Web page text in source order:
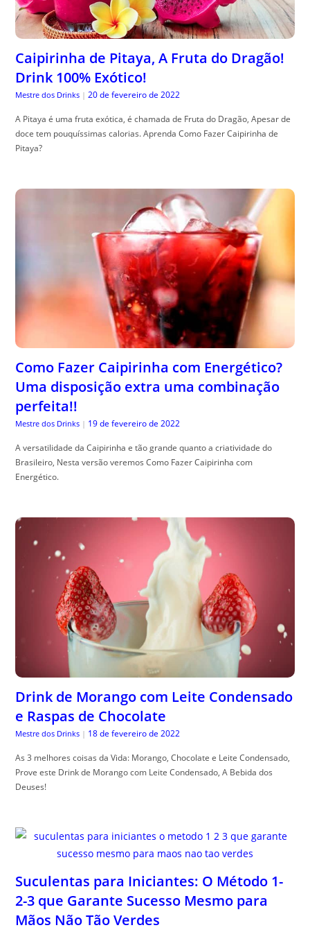
Caipirinha de Pitaya, A Fruta do Dragão!
Drink 100% Exótico!
Mestre dos Drinks | 20 de fevereiro de 2022
A Pitaya é uma fruta exótica, é chamada de Fruta do Dragão, Apesar de
doce tem pouquíssimas calorias. Aprenda Como Fazer Caipirinha de
Pitaya?
Como Fazer Caipirinha com Energético?
Uma disposição extra uma combinação
perfeita!!
Mestre dos Drinks | 19 de fevereiro de 2022
A versatilidade da Caipirinha e tão grande quanto a criatividade do
Brasileiro, Nesta versão veremos Como Fazer Caipirinha com
Energético.
Drink de Morango com Leite Condensado
e Raspas de Chocolate
Mestre dos Drinks | 18 de fevereiro de 2022
As 3 melhores coisas da Vida: Morango, Chocolate e Leite Condensado,
Prove este Drink de Morango com Leite Condensado, A Bebida dos
Deuses!
Suculentas para Iniciantes: O Método 1-
2-3 que Garante Sucesso Mesmo para
Mãos Não Tão Verdes